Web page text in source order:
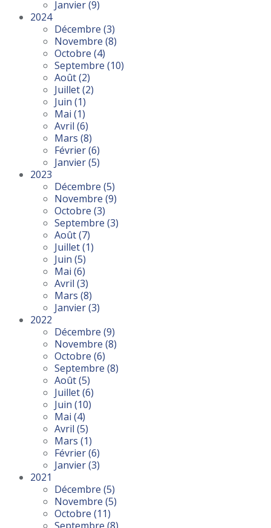
Janvier(9)
2024
Décembre (3)
Novembre (8)
Octobre (4)
Septembre (10)
Août(2)
Juillet(2)
Juin (1)
Mai (1)
Avril (6)
Mars (8)
Février(6)
Janvier(5)
2023
Décembre (5)
Novembre (9)
Octobre (3)
Septembre (3)
Août(7)
Juillet(1)
Juin (5)
Mai (6)
Avril (3)
Mars (8)
Janvier(3)
2022
Décembre (9)
Novembre (8)
Octobre (6)
Septembre (8)
Août(5)
Juillet(6)
Juin (10)
Mai (4)
Avril (5)
Mars (1)
Février(6)
Janvier(3)
2021
Décembre (5)
Novembre (5)
Octobre (11)